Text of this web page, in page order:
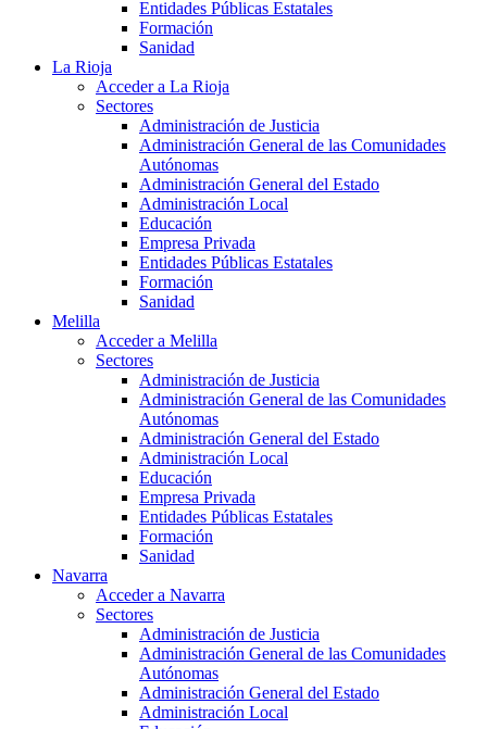
Entidades Públicas Estatales
Formación
Sanidad
La Rioja
Acceder a La Rioja
Sectores
Administración de Justicia
Administración General de las Comunidades
Autónomas
Administración General del Estado
Administración Local
Educación
Empresa Privada
Entidades Públicas Estatales
Formación
Sanidad
Melilla
Acceder a Melilla
Sectores
Administración de Justicia
Administración General de las Comunidades
Autónomas
Administración General del Estado
Administración Local
Educación
Empresa Privada
Entidades Públicas Estatales
Formación
Sanidad
Navarra
Acceder a Navarra
Sectores
Administración de Justicia
Administración General de las Comunidades
Autónomas
Administración General del Estado
Administración Local